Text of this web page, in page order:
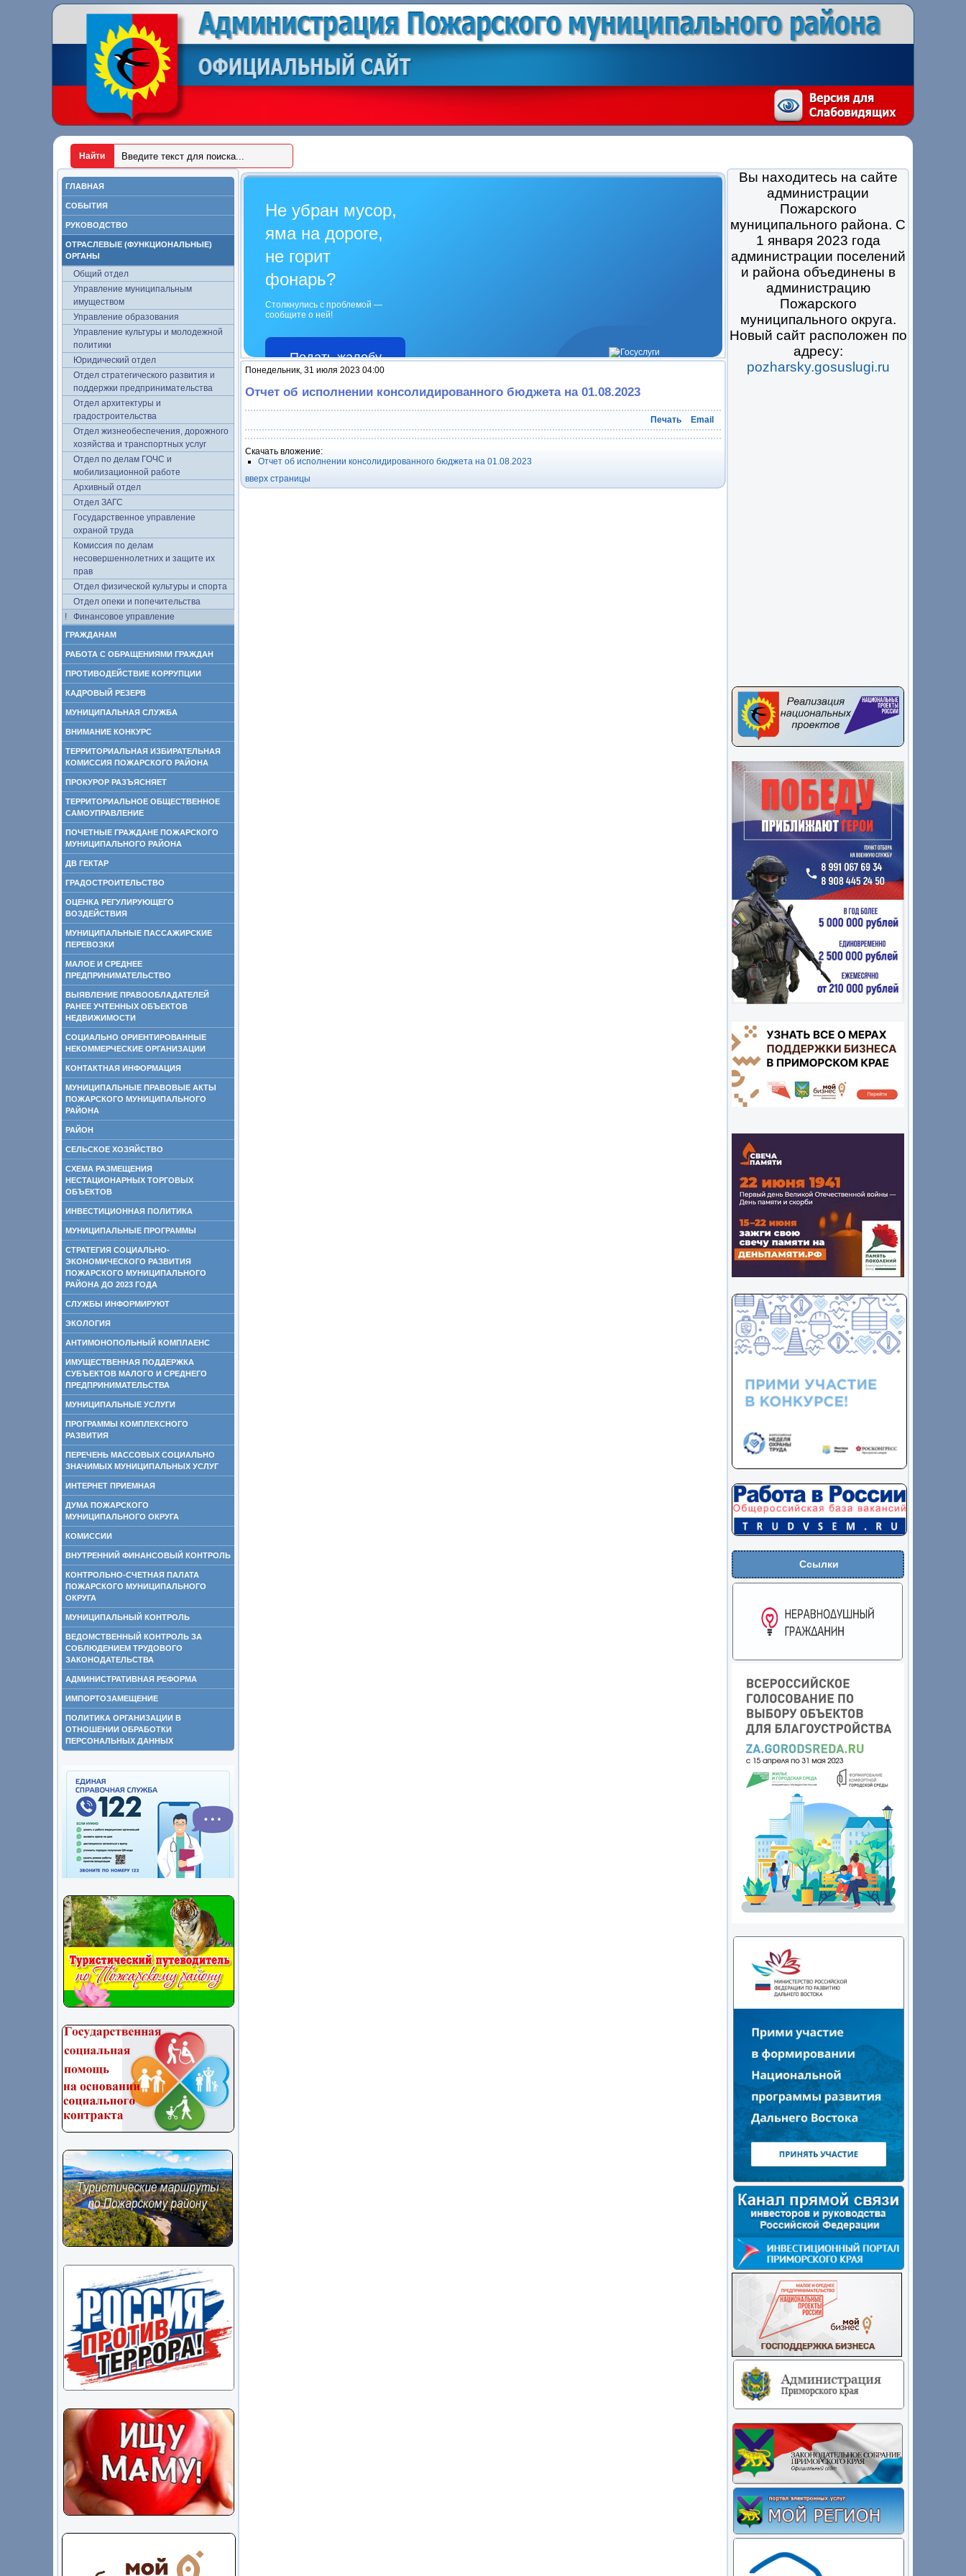
ГЛАВНАЯ
СОБЫТИЯ
РУКОВОДСТВО
ОТРАСЛЕВЫЕ (ФУНКЦИОНАЛЬНЫЕ)
ОРГАНЫ
Общий отдел
Управление муниципальным
имуществом
Управление образования
Управление культуры и молодежной
политики
Юридический отдел
Отдел стратегического развития и
поддержки предпринимательства
Отдел архитектуры и
градостроительства
Отдел жизнеобеспечения, дорожного
хозяйства и транспортных услуг
Отдел по делам ГОЧС и
мобилизационной работе
Архивный отдел
Отдел ЗАГС
Государственное управление
охраной труда
Комиссия по делам
несовершеннолетних и защите их
прав
Отдел физической культуры и спорта
Отдел опеки и попечительства
Финансовое управление
ГРАЖДАНАМ
РАБОТА С ОБРАЩЕНИЯМИ ГРАЖДАН
ПРОТИВОДЕЙСТВИЕ КОРРУПЦИИ
КАДРОВЫЙ РЕЗЕРВ
МУНИЦИПАЛЬНАЯ СЛУЖБА
ВНИМАНИЕ КОНКУРС
ТЕРРИТОРИАЛЬНАЯ ИЗБИРАТЕЛЬНАЯ
КОМИССИЯ ПОЖАРСКОГО РАЙОНА
ПРОКУРОР РАЗЪЯСНЯЕТ
ТЕРРИТОРИАЛЬНОЕ ОБЩЕСТВЕННОЕ
САМОУПРАВЛЕНИЕ
ПОЧЕТНЫЕ ГРАЖДАНЕ ПОЖАРСКОГО
МУНИЦИПАЛЬНОГО РАЙОНА
ДВ ГЕКТАР
ГРАДОСТРОИТЕЛЬСТВО
ОЦЕНКА РЕГУЛИРУЮЩЕГО
ВОЗДЕЙСТВИЯ
МУНИЦИПАЛЬНЫЕ ПАССАЖИРСКИЕ
ПЕРЕВОЗКИ
МАЛОЕ И СРЕДНЕЕ
ПРЕДПРИНИМАТЕЛЬСТВО
ВЫЯВЛЕНИЕ ПРАВООБЛАДАТЕЛЕЙ
РАНЕЕ УЧТЕННЫХ ОБЪЕКТОВ
НЕДВИЖИМОСТИ
СОЦИАЛЬНО ОРИЕНТИРОВАННЫЕ
НЕКОММЕРЧЕСКИЕ ОРГАНИЗАЦИИ
КОНТАКТНАЯ ИНФОРМАЦИЯ
МУНИЦИПАЛЬНЫЕ ПРАВОВЫЕ АКТЫ
ПОЖАРСКОГО МУНИЦИПАЛЬНОГО
РАЙОНА
РАЙОН
СЕЛЬСКОЕ ХОЗЯЙСТВО
СХЕМА РАЗМЕЩЕНИЯ
НЕСТАЦИОНАРНЫХ ТОРГОВЫХ
ОБЪЕКТОВ
ИНВЕСТИЦИОННАЯ ПОЛИТИКА
МУНИЦИПАЛЬНЫЕ ПРОГРАММЫ
СТРАТЕГИЯ СОЦИАЛЬНО-
ЭКОНОМИЧЕСКОГО РАЗВИТИЯ
ПОЖАРСКОГО МУНИЦИПАЛЬНОГО
РАЙОНА ДО 2023 ГОДА
СЛУЖБЫ ИНФОРМИРУЮТ
ЭКОЛОГИЯ
АНТИМОНОПОЛЬНЫЙ КОМПЛАЕНС
ИМУЩЕСТВЕННАЯ ПОДДЕРЖКА
СУБЪЕКТОВ МАЛОГО И СРЕДНЕГО
ПРЕДПРИНИМАТЕЛЬСТВА
МУНИЦИПАЛЬНЫЕ УСЛУГИ
ПРОГРАММЫ КОМПЛЕКСНОГО
РАЗВИТИЯ
ПЕРЕЧЕНЬ МАССОВЫХ СОЦИАЛЬНО
ЗНАЧИМЫХ МУНИЦИПАЛЬНЫХ УСЛУГ
ИНТЕРНЕТ ПРИЕМНАЯ
ДУМА ПОЖАРСКОГО
МУНИЦИПАЛЬНОГО ОКРУГА
КОМИССИИ
ВНУТРЕННИЙ ФИНАНСОВЫЙ КОНТРОЛЬ
КОНТРОЛЬНО-СЧЕТНАЯ ПАЛАТА
ПОЖАРСКОГО МУНИЦИПАЛЬНОГО
ОКРУГА
МУНИЦИПАЛЬНЫЙ КОНТРОЛЬ
ВЕДОМСТВЕННЫЙ КОНТРОЛЬ ЗА
СОБЛЮДЕНИЕМ ТРУДОВОГО
ЗАКОНОДАТЕЛЬСТВА
АДМИНИСТРАТИВНАЯ РЕФОРМА
ИМПОРТОЗАМЕЩЕНИЕ
ПОЛИТИКА ОРГАНИЗАЦИИ В
ОТНОШЕНИИ ОБРАБОТКИ
ПЕРСОНАЛЬНЫХ ДАННЫХ
Вы находитесь на сайте
администрации
Пожарского
муниципального района. С
1 января 2023 года
администрации поселений
и района объединены в
администрацию
Пожарского
муниципального округа.
Новый сайт расположен по
адресу:
pozharsky.gosuslugi.ru
Ссылки
Не убран мусор,
яма на дороге,
не горит
фонарь?
Столкнулись с проблемой —
сообщите о ней!
Подать жалобу
Понедельник, 31 июля 2023 04:00
Отчет об исполнении консолидированного бюджета на 01.08.2023
Печать Email
Скачать вложение:
Отчет об исполнении консолидированного бюджета на 01.08.2023
вверх страницы